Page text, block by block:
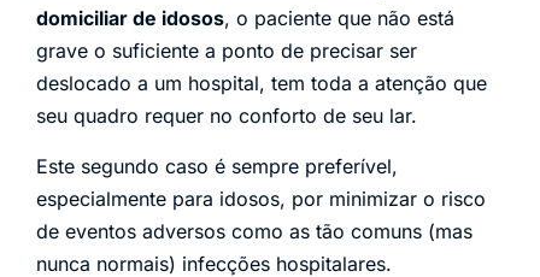
domiciliar de idosos, o paciente que não está
grave o suficiente a ponto de precisar ser
deslocado a um hospital, tem toda a atenção que
seu quadro requer no conforto de seu lar.
Este segundo caso é sempre preferível,
especialmente para idosos, por minimizar o risco
de eventos adversos como as tão comuns (mas
nunca normais) infecções hospitalares.